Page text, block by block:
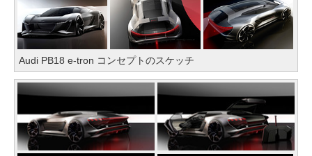
Audi PB18 e-tron コンセプトのスケッチ